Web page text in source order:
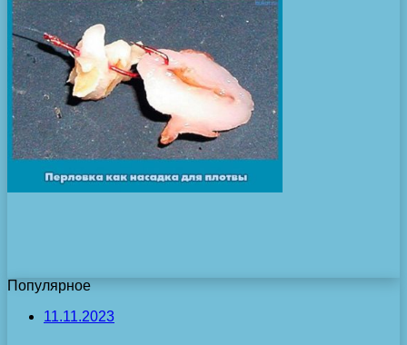
Популярное
11.11.2023